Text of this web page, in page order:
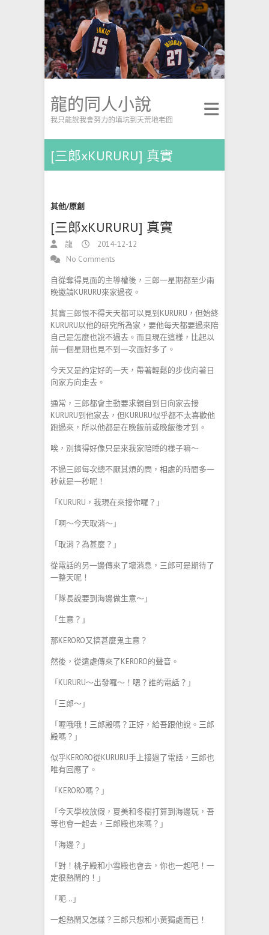
龍的同人小說
我只能說我會努力的填坑到天荒地老囧
[三郎xKURURU] 真實
其他/原創
[三郎xKURURU] 真實
龍
2014-12-12
No Comments
自從奪得見面的主導權後，三郎一星期都至少兩
晚邀請KURURU來家過夜。
其實三郎恨不得天天都可以見到KURURU，但始終
KURURU以他的研究所為家，要他每天都要過來陪
自己是怎麼也說不過去。而且現在這樣，比起以
前一個星期也見不到一次面好多了。
今天又是約定好的一天，帶著輕鬆的步伐向著日
向家方向走去。
通常，三郎都會主動要求親自到日向家去接
KURURU到他家去，但KURURU似乎都不太喜歡他
跑過來，所以他都是在晚飯前或晚飯後才到。
唉，別搞得好像只是來我家陪睡的樣子嘛～
不過三郎每次總不厭其煩的問，相處的時間多一
秒就是一秒呢！
「KURURU，我現在來接你囉？」
「啊～今天取消～」
「取消？為甚麼？」
從電話的另一邊傳來了壞消息，三郎可是期待了
一整天呢！
「隊長說要到海邊做生意～」
「生意？」
那KERORO又搞甚麼鬼主意？
然後，從遠處傳來了KERORO的聲音。
「KURURU～出發囉～！嗯？誰的電話？」
「三郎～」
「喔哦哦！三郎殿嗎？正好，給吾跟他說。三郎
殿嗎？」
似乎KERORO從KURURU手上接過了電話，三郎也
唯有回應了。
「KERORO嗎？」
「今天學校放假，夏美和冬樹打算到海邊玩，吾
等也會一起去，三郎殿也來嗎？」
「海邊？」
「對！桃子殿和小雪殿也會去，你也一起吧！一
定很熱鬧的！」
「呃…」
一起熱鬧又怎樣？三郎只想和小黃獨處而已！